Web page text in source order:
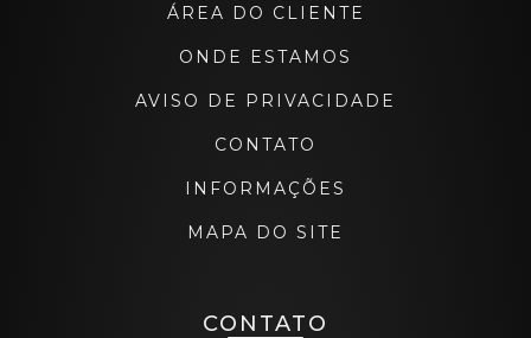
ÁREA DO CLIENTE
ONDE ESTAMOS
AVISO DE PRIVACIDADE
CONTATO
INFORMAÇÕES
MAPA DO SITE
CONTATO